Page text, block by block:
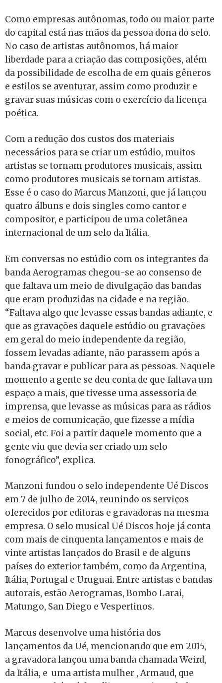
Como empresas autônomas, todo ou maior parte
do capital está nas mãos da pessoa dona do selo.
No caso de artistas autônomos, há maior
liberdade para a criação das composições, além
da possibilidade de escolha de em quais gêneros
e estilos se aventurar, assim como produzir e
gravar suas músicas com o exercício da licença
poética.
Com a redução dos custos dos materiais
necessários para se criar um estúdio, muitos
artistas se tornam produtores musicais, assim
como produtores musicais se tornam artistas.
Esse é o caso do Marcus Manzoni, que já lançou
quatro álbuns e dois singles como cantor e
compositor, e participou de uma coletânea
internacional de um selo da Itália.
Em conversas no estúdio com os integrantes da
banda Aerogramas chegou-se ao consenso de
que faltava um meio de divulgação das bandas
que eram produzidas na cidade e na região.
“Faltava algo que levasse essas bandas adiante, e
que as gravações daquele estúdio ou gravações
em geral do meio independente da região,
fossem levadas adiante, não parassem após a
banda gravar e publicar para as pessoas. Naquele
momento a gente se deu conta de que faltava um
espaço a mais, que tivesse uma assessoria de
imprensa, que levasse as músicas para as rádios
e meios de comunicação, que fizesse a mídia
social, etc. Foi a partir daquele momento que a
gente viu que devia ser criado um selo
fonográfico”, explica.
Manzoni fundou o selo independente Ué Discos
em 7 de julho de 2014, reunindo os serviços
oferecidos por editoras e gravadoras na mesma
empresa. O selo musical Ué Discos hoje já conta
com mais de cinquenta lançamentos e mais de
vinte artistas lançados do Brasil e de alguns
países do exterior também, como da Argentina,
Itália, Portugal e Uruguai. Entre artistas e bandas
autorais, estão Aerogramas, Bombo Larai,
Matungo, San Diego e Vespertinos.
Marcus desenvolve uma história dos
lançamentos da Ué, mencionando que em 2015,
a gravadora lançou uma banda chamada Weird,
da Itália, e uma artista mulher , Armaud, que